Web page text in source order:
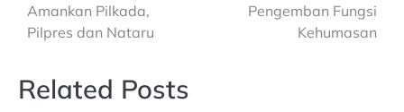
Amankan Pilkada,
Pilpres dan Nataru
Pengemban Fungsi
Kehumasan
Related Posts